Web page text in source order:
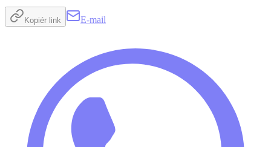
Kopiér link E-mail